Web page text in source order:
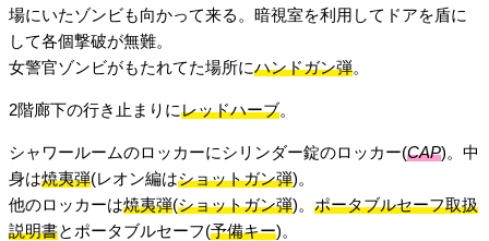
場にいたゾンビも向かって来る。暗視室を利用してドアを盾に
して各個撃破が無難。
女警官ゾンビがもたれてた場所にハンドガン弾。
2階廊下の行き止まりにレッドハーブ。
シャワールームのロッカーにシリンダー錠のロッカー(CAP)。中
身は焼夷弾(レオン編はショットガン弾)。
他のロッカーは焼夷弾(ショットガン弾)。 ポータブルセーフ取扱
説明書とポータブルセーフ(予備キー)。